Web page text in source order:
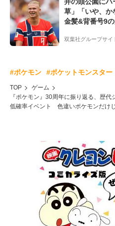
井の頭公園に
草」「いや、か
金髪&背番号9
ー”映像が話題!
双葉社グループサイ
#ポケモン #ポケットモンスター
TOP
ゲーム
『ポケモン』30周年に振り返る、歴
低確率イベント 色違いポケモンだけじ